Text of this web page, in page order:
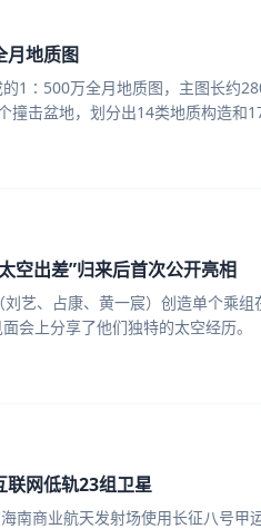
月地质图
1∶500万全月地质图，主图长约
撞击盆地，划分出14类地质构造和
空出差”归来后首次公开亮相
艺、占康、黄一宸）创造单个乘
会上分享了他们独特的太空经历。
联网低轨23组卫星
南商业航天发射场使用长征八号